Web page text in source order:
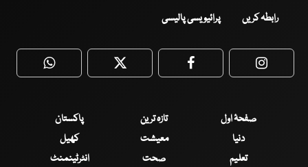
رابطہ کریں پرائیویسی پالیسی
WhatsApp Twitter Facebook
صفحۂ اول تازہ ترین
پاکستان
دنیا
معیشت
کھیل
تعلیم
صحت
انٹرٹینمنٹ